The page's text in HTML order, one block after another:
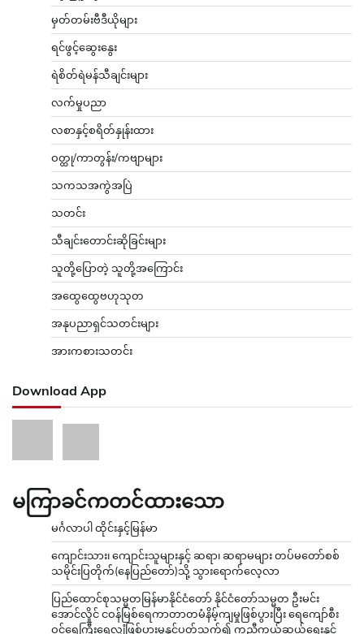
မှတ်တမ်းဗီဒီယိုများ
ရင်ဖွင့်ဆွေးနွေး
ရဲစိတ်ရဲမန်သီချင်းများ
လက်မှုပညာ
လစာနှင့်စရိတ်နှုန်းထား
ဝတ္ထု/ကာတွန်း/ကဗျာများ
သကသအကွဲအပြဲ
သတင်း
သီချင်းတောင်းဆိုခြင်းများ
သူတို့ပြောတဲ့ သူတို့အကြောင်း
အထွေထွေဗဟုသုတ
အနုပညာရှင်သတင်းများ
အားကစားသတင်း
Download App
မကြာခင်ကတင်ထားသော
မင်္ဂလာပါ ထိုင်းနှင့်မြန်မာ
ကျောင်းသား၊ ကျောင်းသူများနှင့် ဆရာ၊ ဆရာမများ တပ်မတော်စစ်
သမိုင်းပြတိုက်(နေပြည်တော်)သို့ သွားရောက်လေ့လာ
ပြည်ထောင်စုသမ္မတမြန်မာနိုင်ငံတော် နိုင်ငံတော်သမ္မတ ဦးမင်း
အောင်လှိုင် ငဝန်မြစ်ရေကာတာတမံနိမ့်ကျမှုဖြစ်ပွားပြီး ရေကျော်စီး
ဝင်ရေကြီးရေလျှံဖြစ်ပွားမှုနှင့်ပတ်သက်၍ ကူညီကယ်ဆယ်ရေးနှင့်